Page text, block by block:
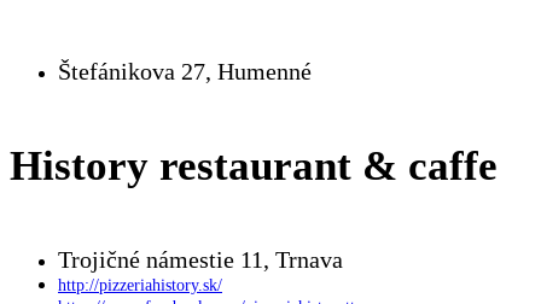
Štefánikova 27, Humenné
History restaurant & caffe
Trojičné námestie 11, Trnava
http://pizzeriahistory.sk/